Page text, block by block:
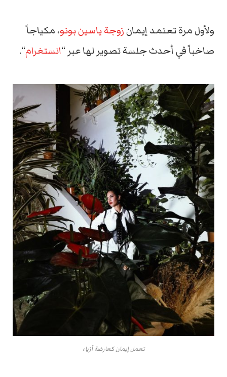
ولأول مرة تعتمد إيمانزوجة ياسين بونو، مكياجاً
صاخباً في أحدث جلسة تصوير لها عبر “انستغرام“.
تعمل إيمان كعارضة أزياء